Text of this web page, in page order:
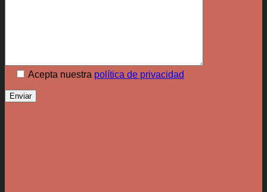
Acepta nuestra política de privacidad